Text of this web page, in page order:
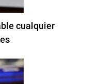
cualquier